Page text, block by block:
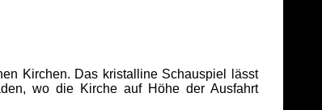
Kirchen. Das kristalline Schauspiel lässt
wo die Kirche auf Höhe der Ausfahrt